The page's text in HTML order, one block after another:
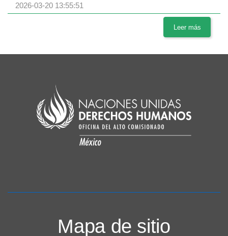
2026-03-20 13:55:51
Leer más
Mapa de sitio